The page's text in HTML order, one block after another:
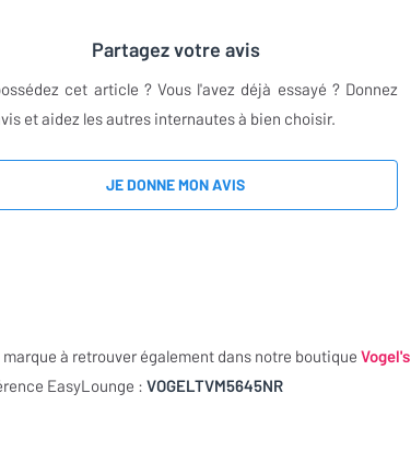
Partagez votre avis
cet article ? Vous l'avez déjà essayé ? Donnez
et aidez les autres internautes à bien choisir.
JE DONNE MON AVIS
marque à retrouver également dans notre boutique Vogel's
EasyLounge : VOGELTVM5645NR